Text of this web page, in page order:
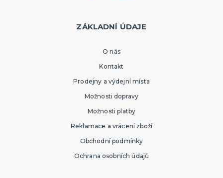
ZÁKLADNÍ ÚDAJE
O nás
Kontakt
Prodejny a výdejní místa
Možnosti dopravy
Možnosti platby
Reklamace a vrácení zboží
Obchodní podmínky
Ochrana osobních údajů